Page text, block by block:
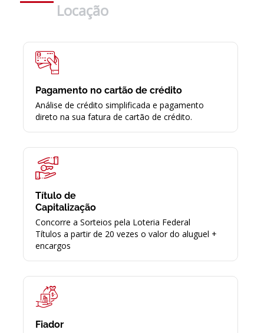
Locação
Pagamento no cartão de crédito
Análise de crédito simplificada e pagamento
direto na sua fatura de cartão de crédito.
Título de
Capitalização
Concorre a Sorteios pela Loteria Federal
Títulos a partir de 20 vezes o valor do aluguel +
encargos
Fiador